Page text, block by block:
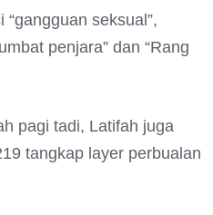
seksual”,
penjara” dan “Rang
pagi tadi, Latifah juga
tangkap layer perbualan